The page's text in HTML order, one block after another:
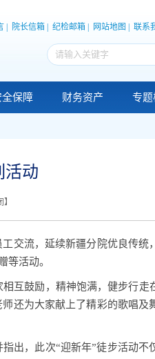
院长信箱 纪检邮箱 网站地图 联系
全保障 财务资产 专题
活动
】
交流，延续新疆分院优良传统
等活动。
互鼓励，精神饱满，健步行走
还为大家献上了精彩的歌唱及
出，此次“迎新年”徒步活动不